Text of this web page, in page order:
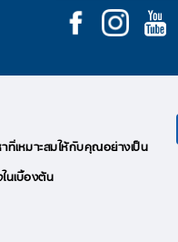
เหมาะสมให้กับคุณอย่างเป็น
นเบื้องต้น